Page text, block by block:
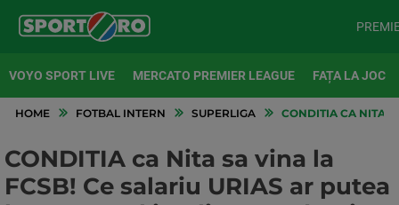
VOYO SPORT LIVE MERCATO PREMIER LEAGUE FAȚA LA JOC
HOME FOTBAL INTERN SUPERLIGA CONDITIA CA NITA
CONDITIA ca Nita sa vina la
FCSB! Ce salariu URIAS ar putea